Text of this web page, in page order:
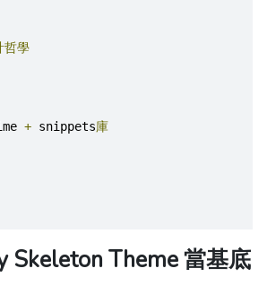
哲學
+ snippets庫
Skeleton Theme 當基底